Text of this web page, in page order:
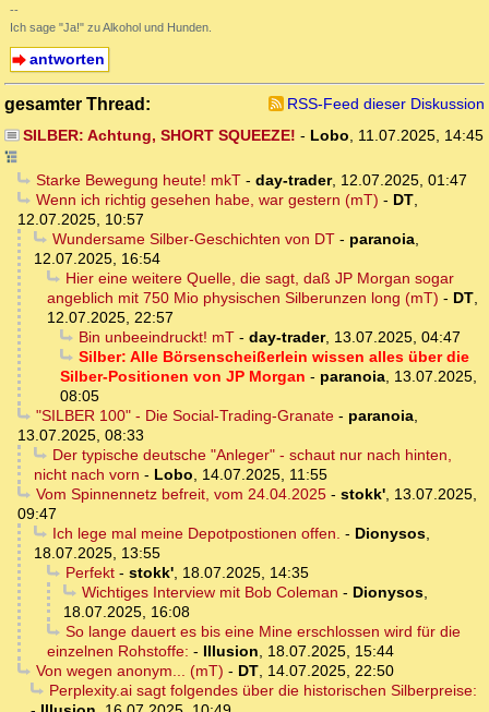
--
Ich sage "Ja!" zu Alkohol und Hunden.
antworten
gesamter Thread:
RSS-Feed dieser Diskussion
SILBER: Achtung, SHORT SQUEEZE! - Lobo, 11.07.2025, 14:45
Starke Bewegung heute! mkT- day-trader, 12.07.2025, 01:47
Wenn ich richtig gesehen habe, war gestern (mT) - DT,
12.07.2025, 10:57
Wundersame Silber-Geschichten von DT- paranoia,
12.07.2025, 16:54
Hier eine weitere Quelle, die sagt, daß JP Morgan sogar
angeblich mit 750 Mio physischen Silberunzen long (mT) - DT,
12.07.2025, 22:57
Bin unbeeindruckt! mT- day-trader, 13.07.2025, 04:47
Silber: Alle Börsenscheißerlein wissen alles über die
Silber-Positionen von JP Morgan - paranoia, 13.07.2025,
08:05
"SILBER 100" - Die Social-Trading-Granate- paranoia,
13.07.2025, 08:33
Der typische deutsche "Anleger" - schaut nur nach hinten,
nicht nach vorn - Lobo, 14.07.2025, 11:55
Vom Spinnennetz befreit, vom 24.04.2025- stokk', 13.07.2025,
09:47
Ich lege mal meine Depotpostionen offen. - Dionysos,
18.07.2025, 13:55
Perfekt- stokk', 18.07.2025, 14:35
Wichtiges Interview mit Bob Coleman - Dionysos,
18.07.2025, 16:08
So lange dauert es bis eine Mine erschlossen wird für die
einzelnen Rohstoffe: - Illusion, 18.07.2025, 15:44
Von wegen anonym... (mT) - DT, 14.07.2025, 22:50
Perplexity.ai sagt folgendes über die historischen Silberpreise: